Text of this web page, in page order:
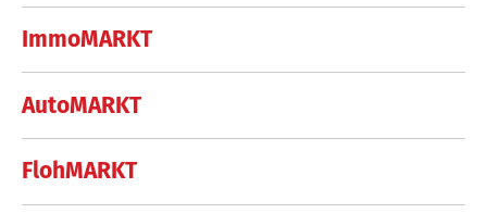
ImmoMARKT
AutoMARKT
FlohMARKT